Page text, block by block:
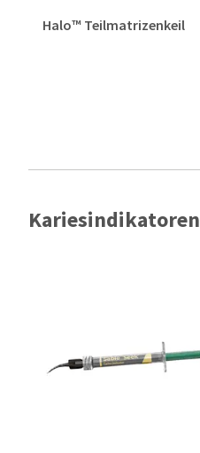
Halo™ Teilmatrizenkeil
Kariesindikatoren